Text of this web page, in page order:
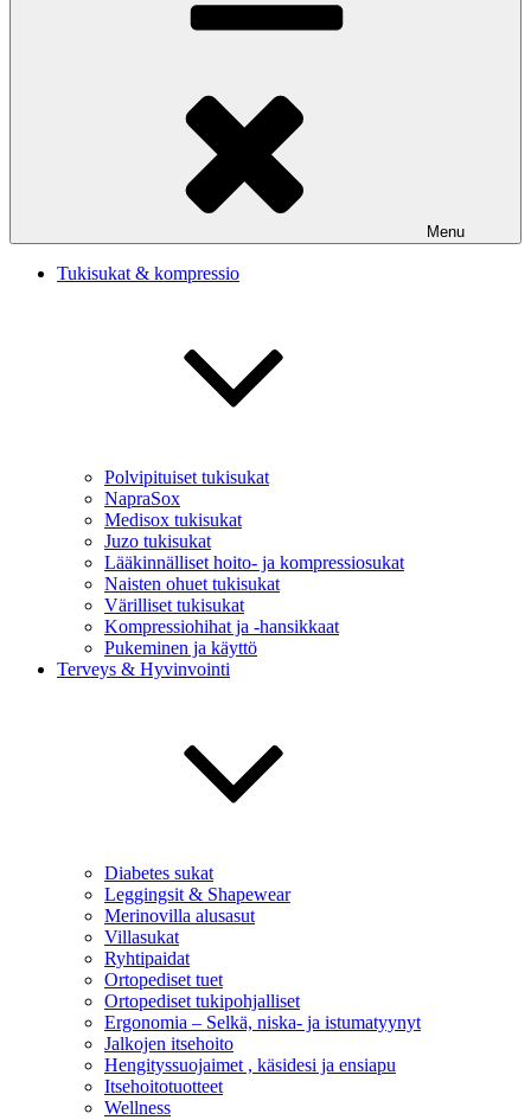
Menu
Tukisukat & kompressio
Polvipituiset tukisukat
NapraSox
Medisox tukisukat
Juzo tukisukat
Lääkinnälliset hoito- ja kompressiosukat
Naisten ohuet tukisukat
Värilliset tukisukat
Kompressiohihat ja -hansikkaat
Pukeminen ja käyttö
Terveys & Hyvinvointi
Diabetes sukat
Leggingsit & Shapewear
Merinovilla alusasut
Villasukat
Ryhtipaidat
Ortopediset tuet
Ortopediset tukipohjalliset
Ergonomia – Selkä, niska- ja istumatyynyt
Jalkojen itsehoito
Hengityssuojaimet , käsidesi ja ensiapu
Itsehoitotuotteet
Wellness